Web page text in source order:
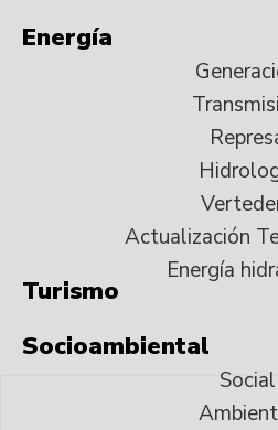
Energía
Actualización
Energía
Turismo
Socioambiental
Social